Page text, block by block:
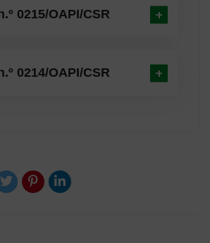
0215/OAPI/CSR
0214/OAPI/CSR